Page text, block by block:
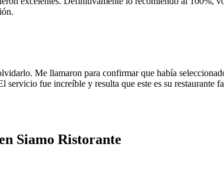
Me llamaron para confirmar que había
fue increíble y resulta que este es su restaurante
Siamo Ristorante